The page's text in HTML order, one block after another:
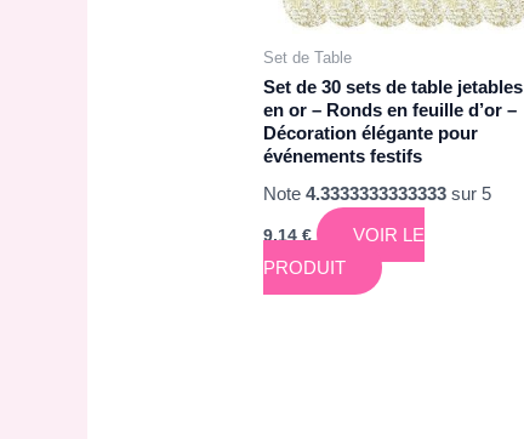
Set de Table
Set de 30 sets de table jetables
en or – Ronds en feuille d’or –
Décoration élégante pour
événements festifs
Note4.3333333333333 sur 5
9,14€
VOIR LE
PRODUIT